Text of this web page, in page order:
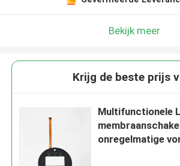
Bekijk meer
Krijg de beste prijs
Multifunctionele
onregelmatige